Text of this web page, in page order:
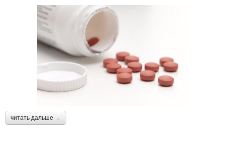
читать дальше →